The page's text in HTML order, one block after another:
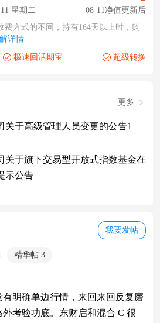
星期二
08-11净值更新后
费方式的不同，持有164天以上时，购
详情
极速回活期宝 超级转换
更多
关于高级管理人员变更的公告1
关于旗下交易型开放式指数基金在
示公告
我要发帖
精华帖 3
有明确单边行情，来回来回反复磨
外考验功底。东财启和混合 C 很